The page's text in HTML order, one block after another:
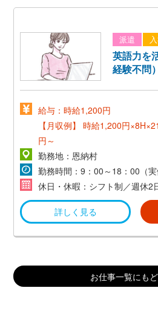
派遣
英語力を
経験不問）
給与：時給1,200円
【月収例】 時給1,200円
円～
勤務地：恩納村
勤務時間：9：00～18：00（実
休日・休暇：シフト制／週休2
詳しく見る
お仕事一覧にも